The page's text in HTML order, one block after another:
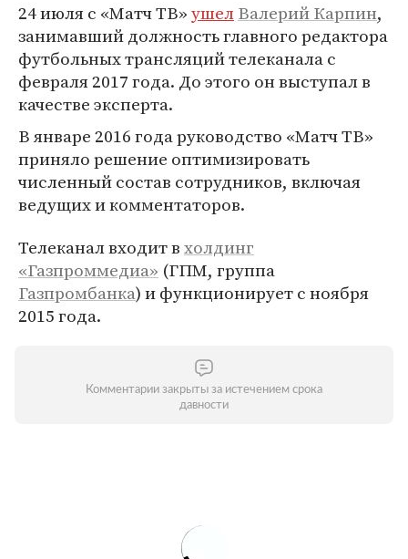
24 июля с «Матч ТВ»ушелВалерий Карпин,
занимавший должность главного редактора
футбольных трансляций телеканала с
февраля 2017 года. До этого он выступал в
качестве эксперта.
В январе 2016 года руководство «Матч ТВ»
приняло решение оптимизировать
численный состав сотрудников, включая
ведущих и комментаторов.
Телеканал входит вхолдинг
«Газпроммедиа» (ГПМ, группа
Газпромбанка) и функционирует с ноября
2015 года.
Комментарии закрыты за истечением срока
давности